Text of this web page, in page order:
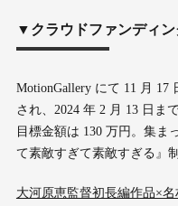
▼クラウドファンディン
MotionGallery にて 11 月 17
され、2024 年 2 月 13 日まで
目標金額は 130 万円。集ま
て素敵すぎて素敵すぎる』
大河原恵監督初長編作品×